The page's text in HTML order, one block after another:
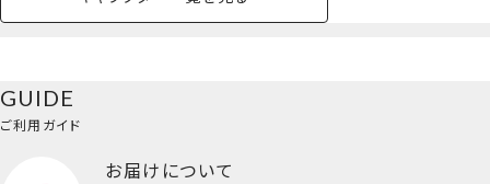
イクアップ
ビューティーコスメ一覧を見る
バッグ・タオル・
小物
GUIDE
ご利用ガイド
お届けについて